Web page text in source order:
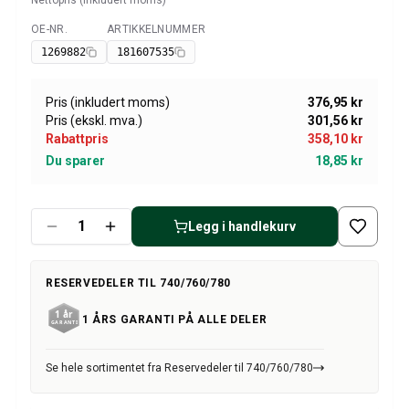
Amazon dekk/felg/navkapsler
Reservedeler til 1800
1800 Bremsesystem
Volvo 1800 Karosseri
1800 Kjølesystem
1800 Motorregulering
1800 Motordeler
1800 Kraftoverføring/Bakaksel
1800 Interiør
Varme/Friskluftsanlegg 1800 (1961–73)
1800 Øvrig
Reservedeler til 140/164
Volvo 140/164 karosseri
140/164 Kjølesystem
Tilgjengelig
OE-NR.
1269882
ARTIKKELNUMMER
181607535
Pris (inkludert moms)
376,95 kr
Pris (ekskl. mva.)
301,56 kr
Rabattpris
358,10 kr
Du sparer
18,85 kr
Legg i handlekurv
RESERVEDELER TIL 740/760/780
1 ÅRS GARANTI PÅ ALLE DELER
Se hele sortimentet fra Reservedeler til 740/760/780